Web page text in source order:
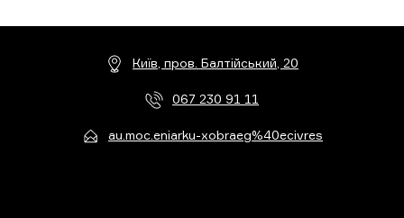
Київ, пров. Балтійський, 20
067 230 91 11
au.moc.eniarku-xobraeg%40ecivres